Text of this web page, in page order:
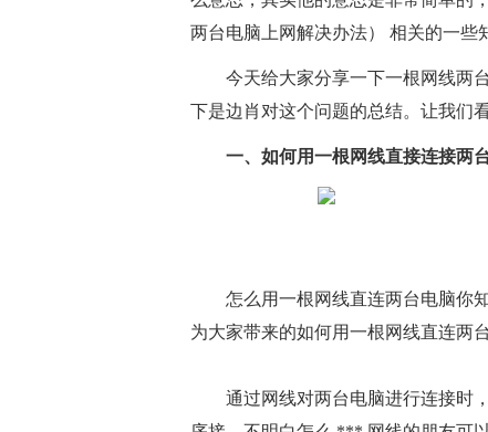
两台电脑上网解决办法） 相关的一些
今天给大家分享一下一根网线两
下是边肖对这个问题的总结。让我们看
一、如何用一根网线直接连接两
怎么用一根网线直连两台电脑你知
为大家带来的如何用一根网线直连两
通过网线对两台电脑进行连接时，